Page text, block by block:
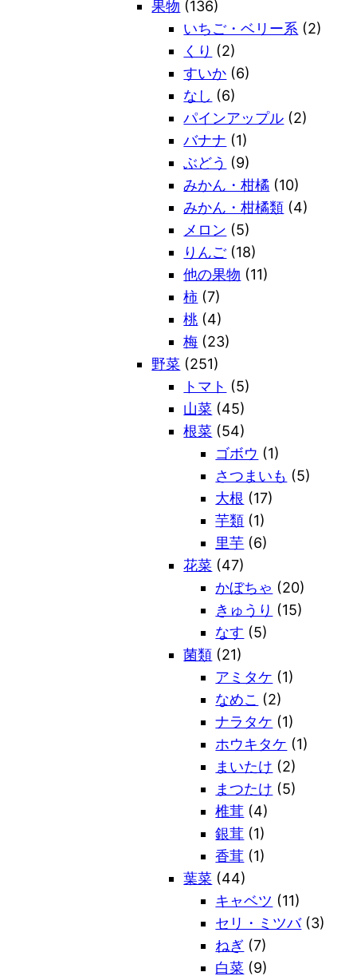
果物 (136)
いちご・ベリー系 (2)
くり (2)
すいか (6)
なし (6)
パインアップル (2)
バナナ (1)
ぶどう (9)
みかん・柑橘 (10)
みかん・柑橘類 (4)
メロン (5)
りんご (18)
他の果物 (11)
柿 (7)
桃 (4)
梅 (23)
野菜 (251)
トマト (5)
山菜 (45)
根菜 (54)
ゴボウ (1)
さつまいも (5)
大根 (17)
芋類 (1)
里芋 (6)
花菜 (47)
かぼちゃ (20)
きゅうり (15)
なす (5)
菌類 (21)
アミタケ (1)
なめこ (2)
ナラタケ (1)
ホウキタケ (1)
まいたけ (2)
まつたけ (5)
椎茸 (4)
銀茸 (1)
香茸 (1)
葉菜 (44)
キャベツ (11)
セリ・ミツバ(3)
ねぎ (7)
白菜 (9)